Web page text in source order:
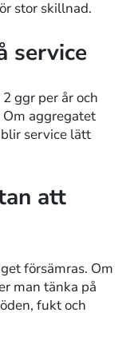
stor skillnad.
service
2 ggr per år och
aggregatet
service lätt
att
försämras. Om
man tänka på
fukt och